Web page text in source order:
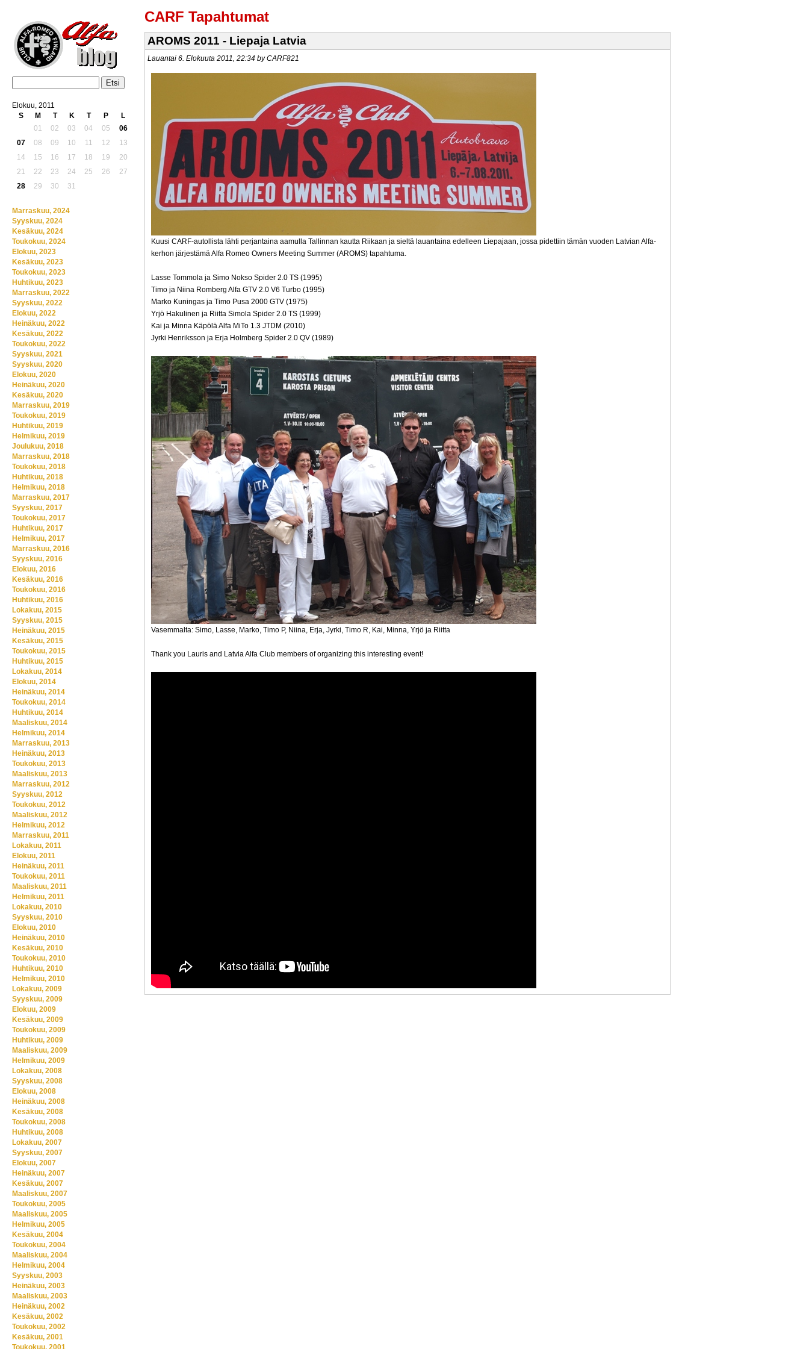
CARF Tapahtumat
AROMS 2011 - Liepaja Latvia
Lauantai 6. Elokuuta 2011, 22:34 by CARF821
Kuusi CARF-autollista lähti perjantaina aamulla Tallinnan kautta Riikaan ja sieltä lauantaina edelleen Liepajaan, jossa pidettiin tämän vuoden Latvian Alfa-
kerhon järjestämä Alfa Romeo Owners Meeting Summer (AROMS) tapahtuma.
Lasse Tommola ja Simo Nokso Spider 2.0 TS (1995)
Timo ja Niina Romberg Alfa GTV 2.0 V6 Turbo (1995)
Marko Kuningas ja Timo Pusa 2000 GTV (1975)
Yrjö Hakulinen ja Riitta Simola Spider 2.0 TS (1999)
Kai ja Minna Käpölä Alfa MiTo 1.3 JTDM (2010)
Jyrki Henriksson ja Erja Holmberg Spider 2.0 QV (1989)
Vasemmalta: Simo, Lasse, Marko, Timo P, Niina, Erja, Jyrki, Timo R, Kai, Minna, Yrjö ja Riitta
Thank you Lauris and Latvia Alfa Club members of organizing this interesting event!
Elokuu, 2011
S
M T K T P
L
01
02 03 04 05
06
07
08 09 10 11 12
13
14
15 16 17 18 19
20
21
22 23 24 25 26
27
28
29 30 31
Marraskuu, 2024
Syyskuu, 2024
Kesäkuu, 2024
Toukokuu, 2024
Elokuu, 2023
Kesäkuu, 2023
Toukokuu, 2023
Huhtikuu, 2023
Marraskuu, 2022
Syyskuu, 2022
Elokuu, 2022
Heinäkuu, 2022
Kesäkuu, 2022
Toukokuu, 2022
Syyskuu, 2021
Syyskuu, 2020
Elokuu, 2020
Heinäkuu, 2020
Kesäkuu, 2020
Marraskuu, 2019
Toukokuu, 2019
Huhtikuu, 2019
Helmikuu, 2019
Joulukuu, 2018
Marraskuu, 2018
Toukokuu, 2018
Huhtikuu, 2018
Helmikuu, 2018
Marraskuu, 2017
Syyskuu, 2017
Toukokuu, 2017
Huhtikuu, 2017
Helmikuu, 2017
Marraskuu, 2016
Syyskuu, 2016
Elokuu, 2016
Kesäkuu, 2016
Toukokuu, 2016
Huhtikuu, 2016
Lokakuu, 2015
Syyskuu, 2015
Heinäkuu, 2015
Kesäkuu, 2015
Toukokuu, 2015
Huhtikuu, 2015
Lokakuu, 2014
Elokuu, 2014
Heinäkuu, 2014
Toukokuu, 2014
Huhtikuu, 2014
Maaliskuu, 2014
Helmikuu, 2014
Marraskuu, 2013
Heinäkuu, 2013
Toukokuu, 2013
Maaliskuu, 2013
Marraskuu, 2012
Syyskuu, 2012
Toukokuu, 2012
Maaliskuu, 2012
Helmikuu, 2012
Marraskuu, 2011
Lokakuu, 2011
Elokuu, 2011
Heinäkuu, 2011
Toukokuu, 2011
Maaliskuu, 2011
Helmikuu, 2011
Lokakuu, 2010
Syyskuu, 2010
Elokuu, 2010
Heinäkuu, 2010
Kesäkuu, 2010
Toukokuu, 2010
Huhtikuu, 2010
Helmikuu, 2010
Lokakuu, 2009
Syyskuu, 2009
Elokuu, 2009
Kesäkuu, 2009
Toukokuu, 2009
Huhtikuu, 2009
Maaliskuu, 2009
Helmikuu, 2009
Lokakuu, 2008
Syyskuu, 2008
Elokuu, 2008
Heinäkuu, 2008
Kesäkuu, 2008
Toukokuu, 2008
Huhtikuu, 2008
Lokakuu, 2007
Syyskuu, 2007
Elokuu, 2007
Heinäkuu, 2007
Kesäkuu, 2007
Maaliskuu, 2007
Toukokuu, 2005
Maaliskuu, 2005
Helmikuu, 2005
Kesäkuu, 2004
Toukokuu, 2004
Maaliskuu, 2004
Helmikuu, 2004
Syyskuu, 2003
Heinäkuu, 2003
Maaliskuu, 2003
Heinäkuu, 2002
Kesäkuu, 2002
Toukokuu, 2002
Kesäkuu, 2001
Toukokuu, 2001